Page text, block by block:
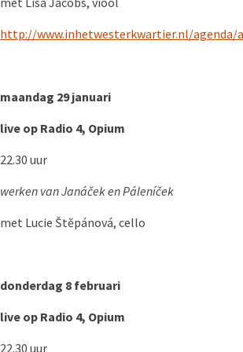
http://www.inhetwesterkwartier.nl/agenda/
maandag 29 januari
live op Radio 4, Opium
22.30 uur
werken van Janáček en Páleníček
met Lucie Štĕpánová, cello
donderdag 8 februari
live op Radio 4, Opium
22.30 uur